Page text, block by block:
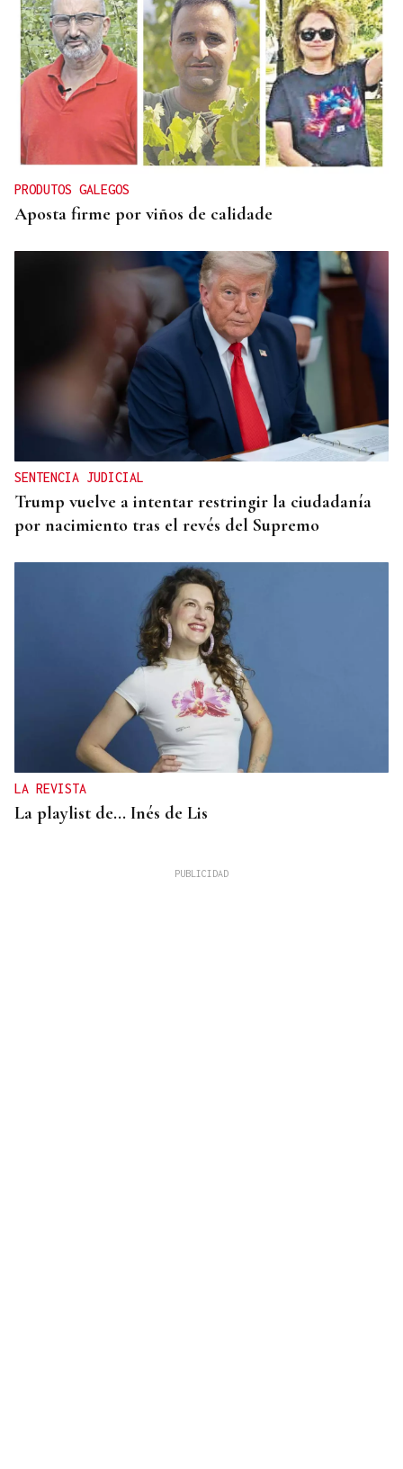
CREACIÓN DE VIVIENDA
2.000 casas vacías en Celanova y solo tres en
alquiler
PRODUTOS GALEGOS
Aposta firme por viños de calidade
SENTENCIA JUDICIAL
Trump vuelve a intentar restringir la ciudadanía
por nacimiento tras el revés del Supremo
LA REVISTA
La playlist de... Inés de Lis